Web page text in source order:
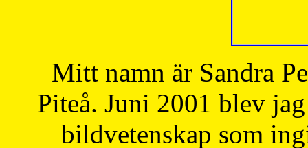
Mitt namn är Sandra
Piteå. Juni 2001 blev
bildvetenskap som